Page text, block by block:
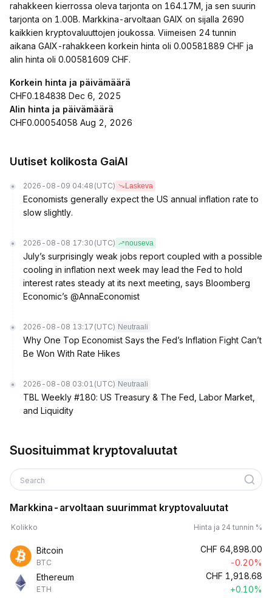
rahakkeen kierrossa oleva tarjonta on 164.17M, ja sen suurin
tarjonta on 1.00B. Markkina-arvoltaan GAIX on sijalla 2690
kaikkien kryptovaluuttojen joukossa. Viimeisen 24 tunnin
aikana GAIX-rahakkeen korkein hinta oli 0.00581889 CHF ja
alin hinta oli 0.00581609 CHF.
Korkein hinta ja päivämäärä
CHF0.184838 Dec 6, 2025
Alin hinta ja päivämäärä
CHF0.00054058 Aug 2, 2026
Uutiset kolikosta GaiAI
2026-08-09 04:48 (UTC) Laskeva
Economists generally expect the US annual inflation rate to
slow slightly.
2026-08-08 17:30 (UTC) nouseva
July’s surprisingly weak jobs report coupled with a possible
cooling in inflation next week may lead the Fed to hold
interest rates steady at its next meeting, says Bloomberg
Economic’s @AnnaEconomist
2026-08-08 13:17 (UTC) Neutraali
Why One Top Economist Says the Fed’s Inflation Fight Can’t
Be Won With Rate Hikes
2026-08-08 03:01 (UTC) Neutraali
TBL Weekly #180: US Treasury & The Fed, Labor Market,
and Liquidity
Suosituimmat kryptovaluutat
Search
Markkina-arvoltaan suurimmat kryptovaluutat
Kolikko Hinta ja 24 tunnin %
Bitcoin
BTC
CHF 64,898.00
-0.20%
Ethereum
ETH
CHF 1,918.68
+0.10%